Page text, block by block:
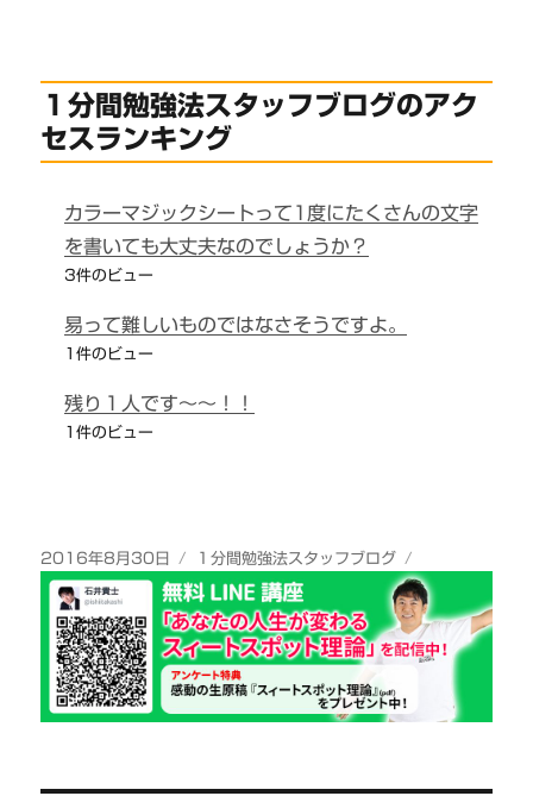
１分間勉強法スタッフブログのアク
セスランキング
カラーマジックシートって1度にたくさんの文字
を書いても大丈夫なのでしょうか？
3件のビュー
易って難しいものではなさそうですよ。
1件のビュー
残り１人です～～！！
1件のビュー
投
稿
2016年8月30日
カ
テ
ゴ
リ
ー
１分間勉強法スタッフブログ